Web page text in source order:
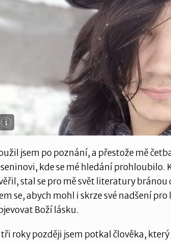
jsem po poznání, a přestože mě
kde se mé hledání prohloubilo.
stal se pro mě svět literatury bránou
se, abych mohl i skrze své nadšení
Boží lásku.
tři roky později jsem potkal člověka,